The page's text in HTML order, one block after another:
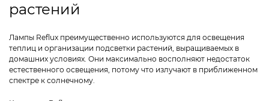
растений
Лампы Reflux преимущественно используются для освещения
теплиц и организации подсветки растений, выращиваемых в
домашних условиях. Они максимально восполняют недостаток
естественного освещения, потому что излучают в приближенном
спектре к солнечному.